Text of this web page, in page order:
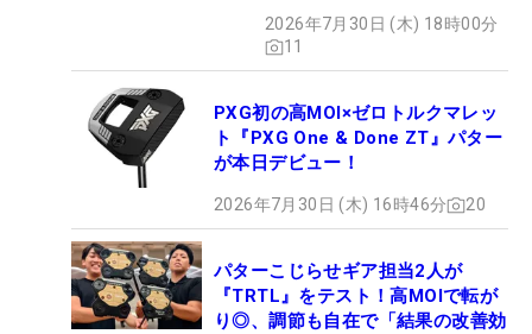
2026年7月30日 (木) 18時00分
11
PXG初の高MOI×ゼロトルクマレッ
ト『PXG One & Done ZT』パター
が本日デビュー！
2026年7月30日 (木) 16時46分 20
パターこじらせギア担当2人が
『TRTL』をテスト！高MOIで転が
り◎、調節も自在で「結果の改善効